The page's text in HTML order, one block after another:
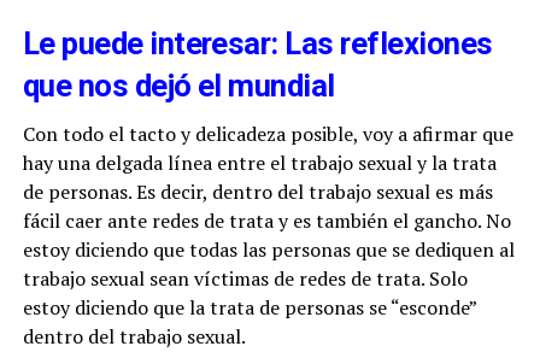
Le puede interesar: Las reflexiones
que nos dejó el mundial
Con todo el tacto y delicadeza posible, voy a afirmar que
hay una delgada línea entre el trabajo sexual y la trata
de personas. Es decir, dentro del trabajo sexual es más
fácil caer ante redes de trata y es también el gancho. No
estoy diciendo que todas las personas que se dediquen al
trabajo sexual sean víctimas de redes de trata. Solo
estoy diciendo que la trata de personas se “esconde”
dentro del trabajo sexual.